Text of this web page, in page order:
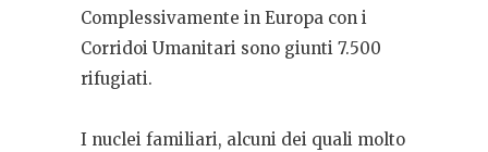
Complessivamente in Europa con i
Corridoi Umanitari sono giunti 7.500
rifugiati.
I nuclei familiari, alcuni dei quali molto